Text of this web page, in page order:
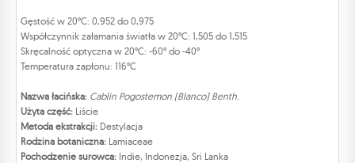
Gęstość w 20°C: 0,952 do 0,975
Współczynnik załamania światła w 20°C: 1,505 do 1,515
Skręcalność optyczna w 20°C: -60° do -40°
Temperatura zapłonu: 116°C
Nazwa łacińska: Cablin Pogostemon (Blanco) Benth.
Użyta część: Liście
Metoda ekstrakcji: Destylacja
Rodzina botaniczna: Lamiaceae
Pochodzenie surowca: Indie, Indonezja, Sri Lanka